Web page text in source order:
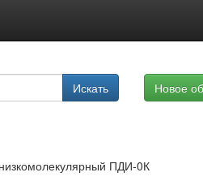
Искать Новое
ПДИ-0К